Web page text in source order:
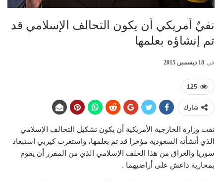
نفيٌ أمریکي أن یکون التحالف الإسلامي قد
تم إنشاؤه بعلمها
في 18 ديسمبر, 2015
125
شارك
نفت وزارة الخارجية الأمريكية أن يكون تشكيل التحالف الإسلامي
الذي أنشأته السعودية مؤخرا قد تم بعلمها، واستغرب كيربي استبعاد
سوريا والعراق من هذا الحلف الإسلامي الذي من المقرر أن يقوم
بمحاربة داعش على أراضيهما .